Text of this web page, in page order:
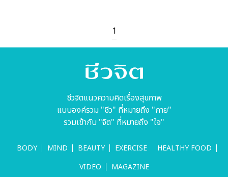
1
ชีวจิตแนวความคิดเรื่องสุขภาพ
แบบองค์รวม "ชีว" ที่หมายถึง "กาย"
รวมเข้ากับ "จิต" ที่หมายถึง "ใจ"
BODY MIND BEAUTY EXERCISE
HEALTHY FOOD
VIDEO
MAGAZINE